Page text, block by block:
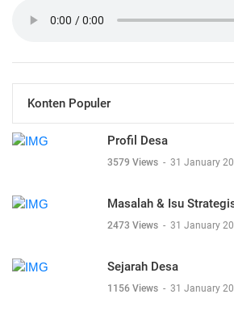
Konten Populer
Profil Desa
3579 Views - 31 January
Masalah & Isu
2473 Views - 31 January
Sejarah Desa
1156 Views - 31 January